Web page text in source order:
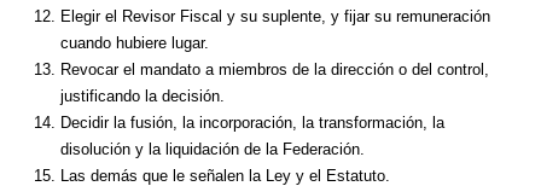
Elegir el Revisor Fiscal y su suplente, y fijar su remuneración
cuando hubiere lugar.
Revocar el mandato a miembros de la dirección o del control,
justificando la decisión.
Decidir la fusión, la incorporación, la transformación, la
disolución y la liquidación de la Federación.
Las demás que le señalen la Ley y el Estatuto.